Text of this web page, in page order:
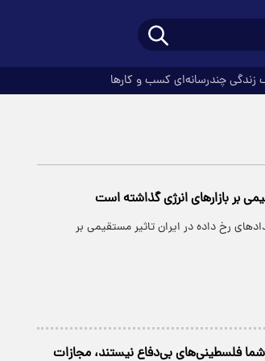
زندگیچندرسانه‌ای کسب و کارها
بر بازارهای انرژی گذاشته است
رخ داده در ایران تاثیر مستقیمی بر
فلسطینی‌های بی‌دفاع نیستند، مجازات